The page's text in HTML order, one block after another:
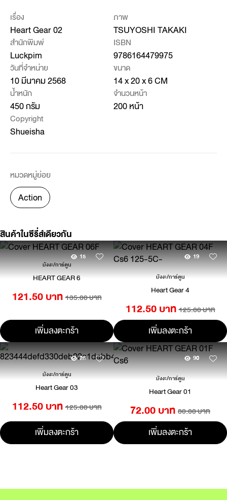
เรื่อง
Heart Gear 02
ภาพ
TSUYOSHI TAKAKI
สำนักพิมพ์
Luckpim
ISBN
9786164479975
วันที่จำหน่าย
10 มีนาคม 2568
ขนาด
14 x 20 x 6 CM
น้ำหนัก
450 กรัม
จำนวนหน้า
200 หน้า
Copyright
Shueisha
หมวดหมู่ย่อย
Action
สินค้าในซีรี่ส์เดียวกัน
15
มังงะ/การ์ตูน
HEART GEAR 6
121.50 บาท 135.00 บาท
เพิ่มลงตะกร้า
19
มังงะ/การ์ตูน
Heart Gear 4
112.50 บาท 125.00 บาท
เพิ่มลงตะกร้า
26
มังงะ/การ์ตูน
Heart Gear 03
112.50 บาท 125.00 บาท
เพิ่มลงตะกร้า
90
มังงะ/การ์ตูน
Heart Gear 01
72.00 บาท 80.00 บาท
เพิ่มลงตะกร้า